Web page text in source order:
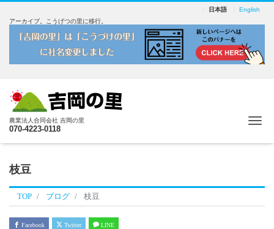
日本語
English
アーカイブ。こうげつの里に移行。
農業法人合同会社 吉岡の里
070-4223-0118
枝豆
TOP ブログ 枝豆
Facebook Twitter LINE